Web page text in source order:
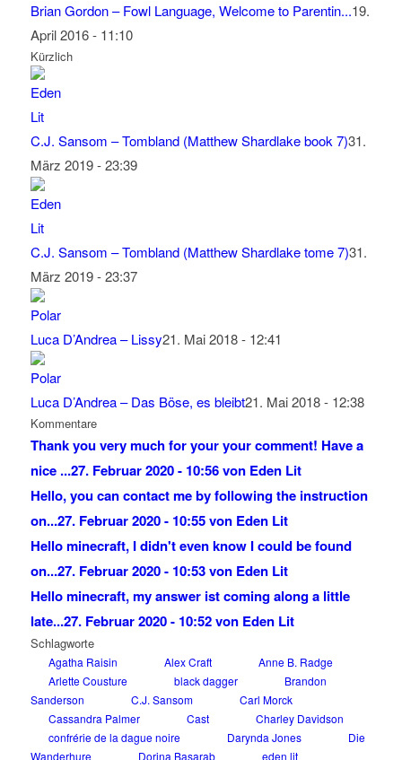
Brian Gordon – Fowl Language, Welcome to Parentin...19.
April 2016 - 11:10
Kürzlich
C.J. Sansom – Tombland (Matthew Shardlake book 7)31.
März 2019 - 23:39
C.J. Sansom – Tombland (Matthew Shardlake tome 7)31.
März 2019 - 23:37
Luca D’Andrea – Lissy21. Mai 2018 - 12:41
Luca D’Andrea – Das Böse, es bleibt21. Mai 2018 - 12:38
Kommentare
Thank you very much for your your comment! Have a
nice ...27. Februar 2020 - 10:56 von Eden Lit
Hello, you can contact me by following the instruction
on...27. Februar 2020 - 10:55 von Eden Lit
Hello minecraft, I didn't even know I could be found
on...27. Februar 2020 - 10:53 von Eden Lit
Hello minecraft, my answer ist coming along a little
late...27. Februar 2020 - 10:52 von Eden Lit
Schlagworte
Agatha Raisin Alex Craft
Anne B. Radge
Arlette Cousture
black dagger
Brandon
Sanderson
C.J. Sansom
Carl Morck
Cassandra Palmer
Cast
Charley Davidson
confrérie de la dague noire
Darynda Jones
Die
Wanderhure
Dorina Basarab
eden lit